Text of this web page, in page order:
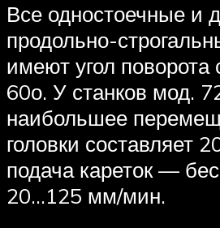
Все одностоечные и
продольно-
имеют угол поворота
60о. У станков мод.
наибольшее
головки составляет
подача кареток —
20…125 мм/мин.